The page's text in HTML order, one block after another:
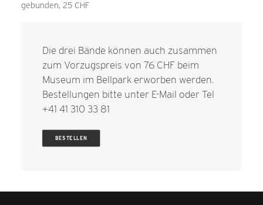
gebunden, 25 CHF
Die drei Bände können auch zusammen
zum Vorzugspreis von 76 CHF beim
Museum im Bellpark erworben werden.
Bestellungen bitte unter E-Mail oder Tel
+41 41 310 33 81
BESTELLEN